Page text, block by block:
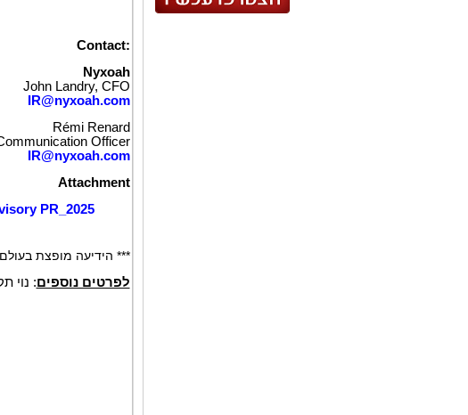
Contact:
Nyxoah
John Landry, CFO
IR@nyxoah.com
Rémi Renard
Officer
IR@nyxoah.com
Attachment
PR_2025
*** הידיעה מופצת
לפרטים נוספים: נוי תקשורת 03-